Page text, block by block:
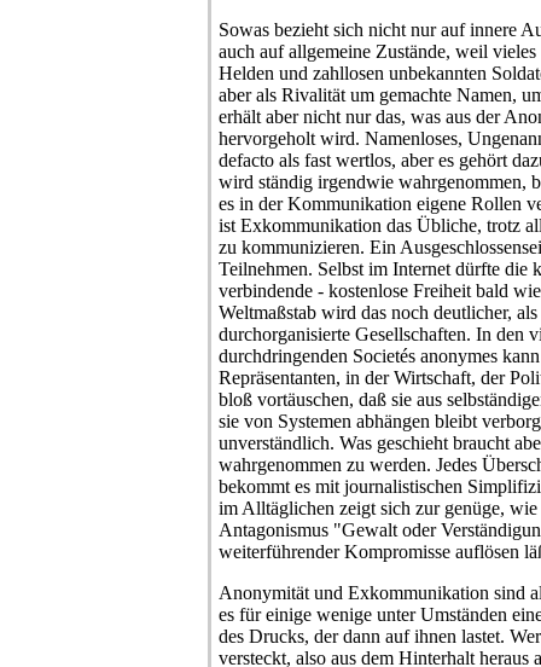
Sowas bezieht sich nicht nur auf innere
auch auf allgemeine Zustände, weil
Helden und zahllosen unbekannten
aber als Rivalität um gemachte Namen,
erhält aber nicht nur das, was aus der
hervorgeholt wird. Namenloses,
defacto als fast wertlos, aber es gehört
wird ständig irgendwie wahrgenommen,
es in der Kommunikation eigene Rollen
ist Exkommunikation das Übliche, trotz
zu kommunizieren. Ein
Teilnehmen. Selbst im Internet dürfte die
verbindende - kostenlose Freiheit bald
Weltmaßstab wird das noch deutlicher,
durchorganisierte Gesellschaften. In den
durchdringenden Societés anonymes
Repräsentanten, in der Wirtschaft, der
bloß vortäuschen, daß sie aus
sie von Systemen abhängen bleibt
unverständlich. Was geschieht braucht
wahrgenommen zu werden. Jedes
bekommt es mit journalistischen
im Alltäglichen zeigt sich zur genüge,
Antagonismus "Gewalt oder
weiterführender Kompromisse auflösen
Anonymität und Exkommunikation sind
es für einige wenige unter Umständen
des Drucks, der dann auf ihnen lastet.
versteckt, also aus dem Hinterhalt heraus